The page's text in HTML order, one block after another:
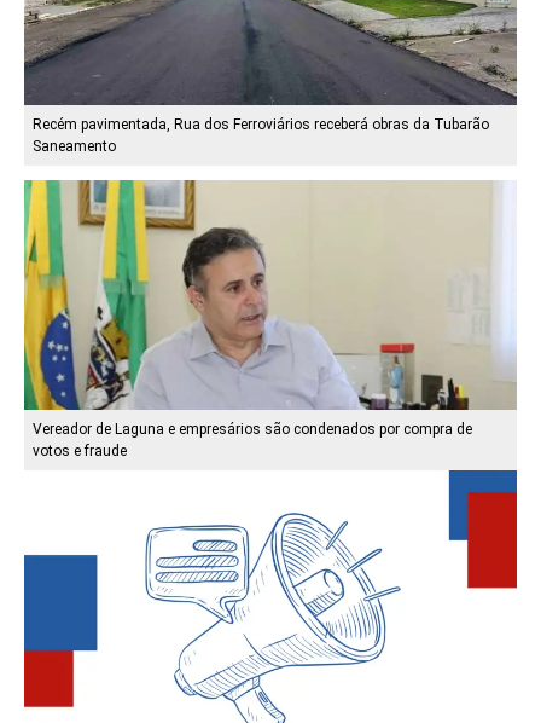
Recém pavimentada, Rua dos Ferroviários receberá obras da Tubarão
Saneamento
Vereador de Laguna e empresários são condenados por compra de
votos e fraude